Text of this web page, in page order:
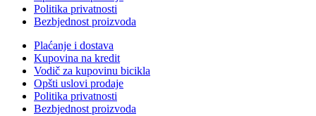
Politika privatnosti
Bezbjednost proizvoda
Plaćanje i dostava
Kupovina na kredit
Vodič za kupovinu bicikla
Opšti uslovi prodaje
Politika privatnosti
Bezbjednost proizvoda